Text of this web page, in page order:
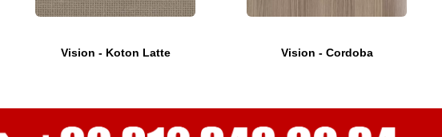
Vision - Koton Latte Vision - Cordoba